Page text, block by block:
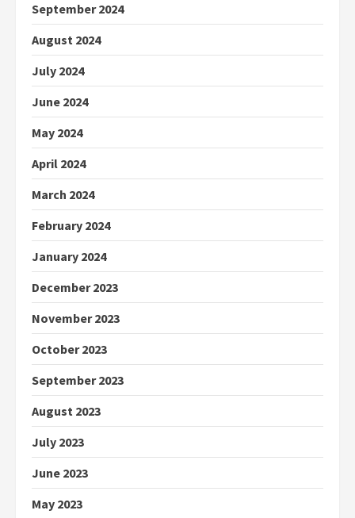
September 2024
August 2024
July 2024
June 2024
May 2024
April 2024
March 2024
February 2024
January 2024
December 2023
November 2023
October 2023
September 2023
August 2023
July 2023
June 2023
May 2023